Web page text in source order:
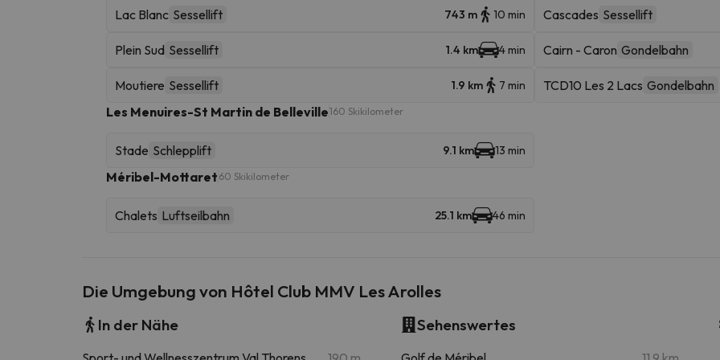
Lac Blanc Sessellift 743 m 10 min Cascades Sessellift
Plein Sud Sessellift 1.4 km 4 min Cairn - Caron Gondelbahn
Moutiere Sessellift 1.9 km 7 min TCD10 Les 2 Lacs Gondelbahn
Les Menuires-St Martin de Belleville160 Skikilometer
Stade Schlepplift 9.1 km 13 min
Méribel-Mottaret 60 Skikilometer
Chalets Luftseilbahn 25.1 km 46 min
Die Umgebung von Hôtel Club MMV Les Arolles
In der Nähe Sehenswertes